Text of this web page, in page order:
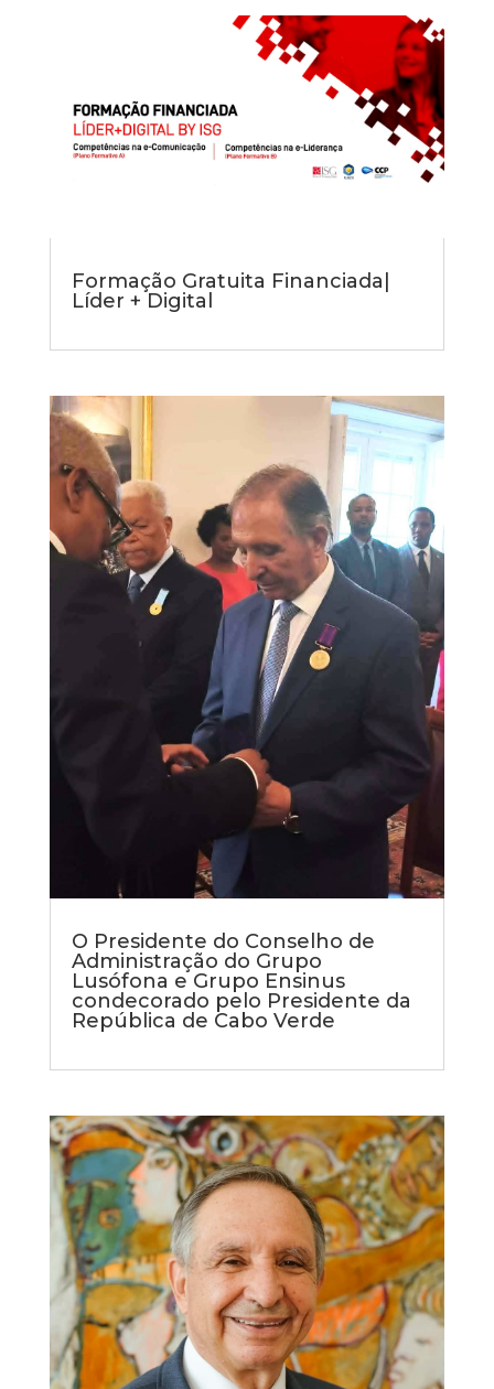
Formação Gratuita Financiada|
Líder + Digital
O Presidente do Conselho de
Administração do Grupo
Lusófona e Grupo Ensinus
condecorado pelo Presidente da
República de Cabo Verde